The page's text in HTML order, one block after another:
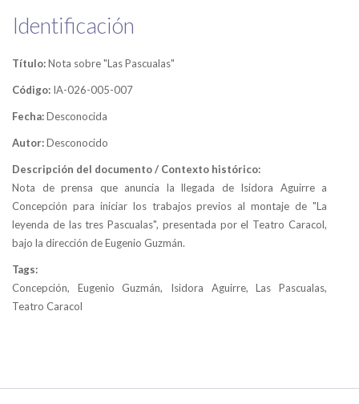
Identificación
Título:Nota sobre "Las Pascualas"
Código: IA-026-005-007
Fecha:Desconocida
Autor:Desconocido
Descripción del documento / Contexto histórico:
Nota de prensa que anuncia la llegada de Isidora Aguirre a
Concepción para iniciar los trabajos previos al montaje de "La
leyenda de las tres Pascualas", presentada por el Teatro Caracol,
bajo la dirección de Eugenio Guzmán.
Tags:
Concepción, Eugenio Guzmán, Isidora Aguirre, Las Pascualas,
Teatro Caracol